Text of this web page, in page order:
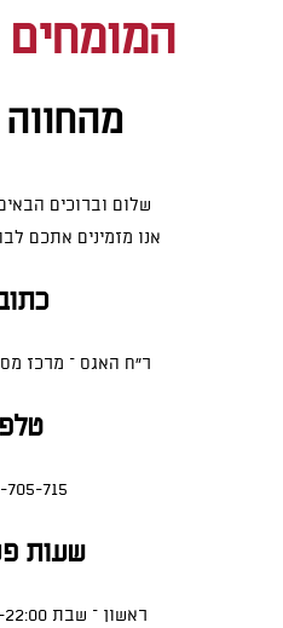
שלום וברוכים
אנו מזמינים אתכם
ר"ח האגס – מרכז
705-715
שעות
ראשון – שבת 11:00-22:00 הסניף נגיש